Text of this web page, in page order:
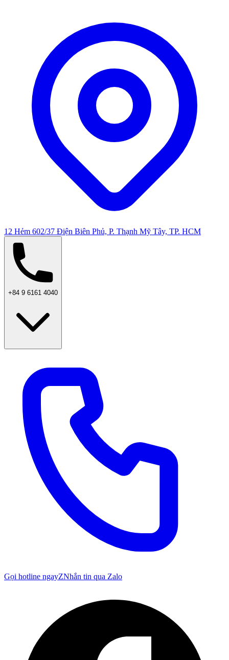
12 Hẻm 602/37 Điện Biên Phủ, P. Thạnh Mỹ Tây, TP. HCM
+84 9 6161 4040
Gọi hotline ngayZNhắn tin qua Zalo